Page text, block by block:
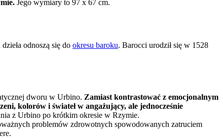
Jego wymiary to 97 x 67 cm.
odnoszą się do okresu baroku. Barocci urodził się w 1528
dworu w Urbino. Zamiast kontrastować z emocjonalnym
kolorów i świateł w angażujący, ale jednocześnie
z Urbino po krótkim okresie w Rzymie.
problemów zdrowotnych spowodowanych zatruciem